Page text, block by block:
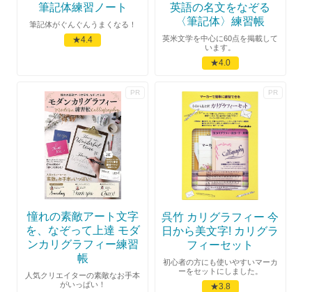
筆記体練習ノート
筆記体がぐんぐんうまくなる！
★4.4
英語の名文をなぞる
〈筆記体〉練習帳
英米文学を中心に60点を掲載して
います。
★4.0
憧れの素敵アート文字
を、なぞって上達 モダ
ンカリグラフィー練習
帳
人気クリエイターの素敵なお手本
がいっぱい！
呉竹 カリグラフィー 今
日から美文字! カリグラ
フィーセット
初心者の方にも使いやすいマーカ
ーをセットにしました。
★3.8